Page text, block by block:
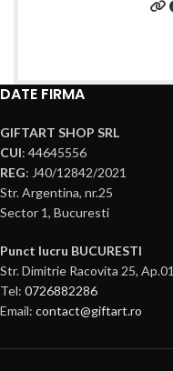
DATE FIRMA
GIFTART SHOP SRL
CUI: 44645556
REG: J40/12842/2021
Str. Argentina, nr.25
Sector 1, Bucuresti
Punct lucru BUCURESTI
Str. Dimitrie Racovita 25, Ap.01
Tel: 0726882286
Email: contact@giftart.ro